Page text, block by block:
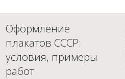
Оформление
плакатов СССР:
условия, примеры
работ